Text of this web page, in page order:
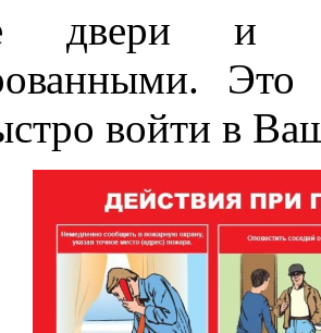
двери и
войти в